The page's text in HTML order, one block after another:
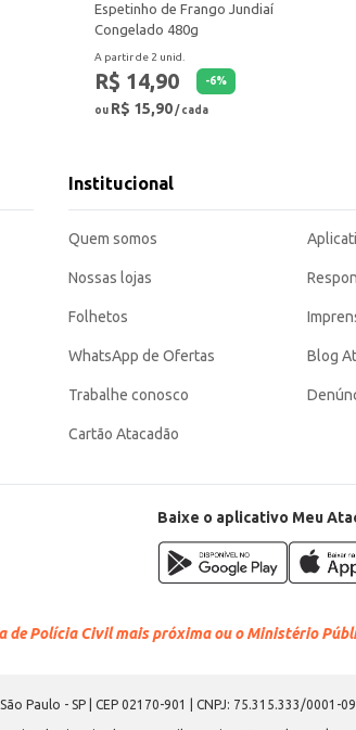
Espetinho de Frango Jundiaí
Congelado 480g
A partir de 2 unid.
R$ 14,90 -6%
ou R$ 15,90/ cada
Institucional
Quem somos
Nossas lojas
Folhetos
WhatsApp de Ofertas
Trabalhe conosco
Cartão Atacadão
Blog
Baixe o aplicativo Meu
de Polícia Civil mais próxima ou o Ministério
Paulo - SP | CEP 02170-901 | CNPJ: 75.315.333/0001-09